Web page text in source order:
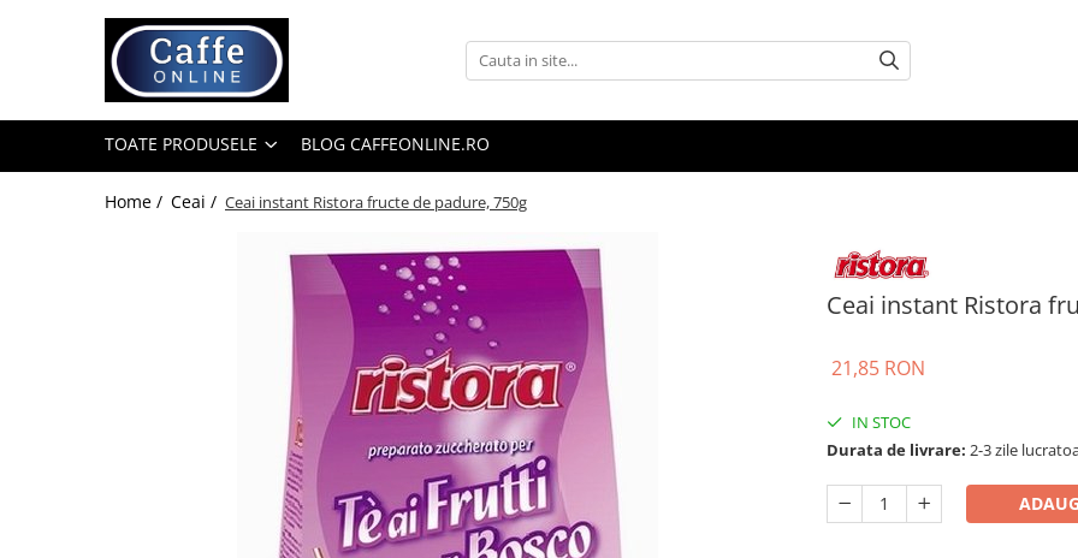
Toate Produsele
Capsule Cafea
TOATE PRODUSELE BLOG CAFFEONLINE.RO
Home / Ceai / Ceai instant Ristora fructe de padure, 750g
Ceai instant Ristora
21,85 RON
IN STOC
Durata de livrare: 2-3 zile